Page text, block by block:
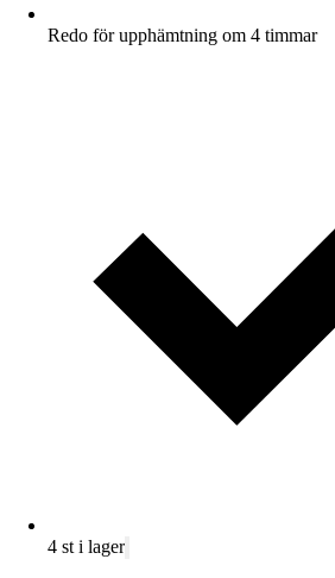
Redo för upphämtning om 4 timmar
4 st i lager